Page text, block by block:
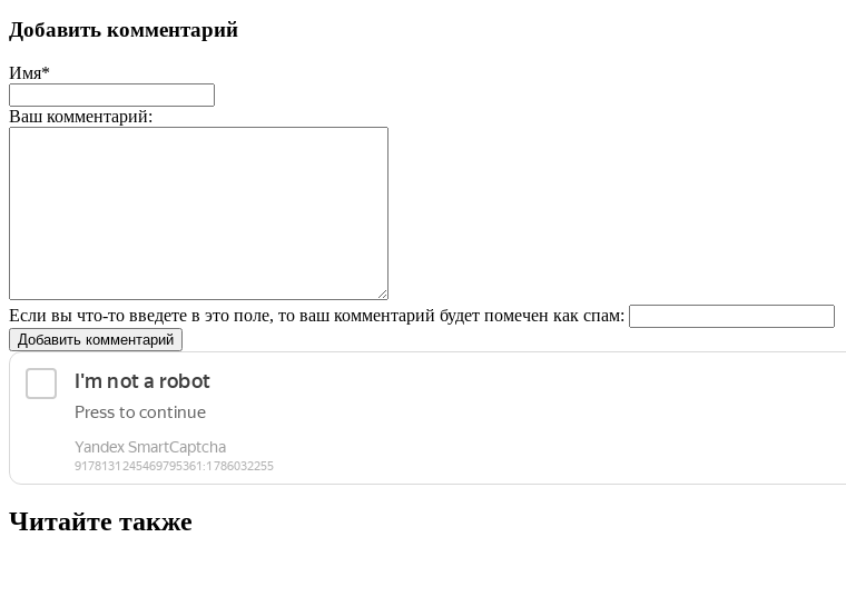
Добавить комментарий
Имя*
Ваш комментарий:
Если вы что-то введете в это поле, то ваш комментарий будет помечен как спам:
Добавить комментарий
Читайте также